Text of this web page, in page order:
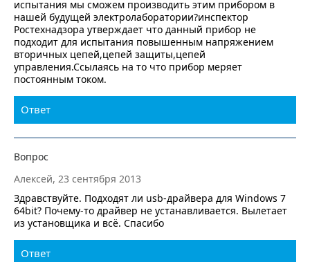
испытания мы сможем производить этим прибором в
нашей будущей электролаборатории?инспектор
Ростехнадзора утверждает что данный прибор не
подходит для испытания повышенным напряжением
вторичных цепей,цепей защиты,цепей
управления.Ссылаясь на то что прибор меряет
постоянным током.
Ответ
Вопрос
Алексей, 23 сентября 2013
Здравствуйте. Подходят ли usb-драйвера для Windows 7
64bit? Почему-то драйвер не устанавливается. Вылетает
из установщика и всё. Спасибо
Ответ